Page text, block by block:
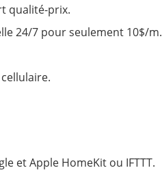
qualité-prix.
24/7 pour seulement 10$/m.
et Apple HomeKit ou IFTTT.